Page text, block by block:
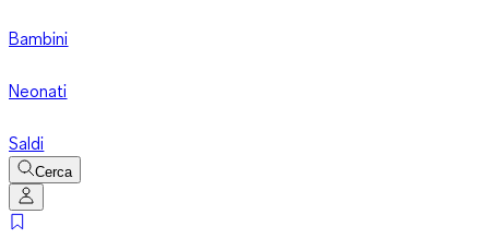
Bambini
Neonati
Saldi
Cerca